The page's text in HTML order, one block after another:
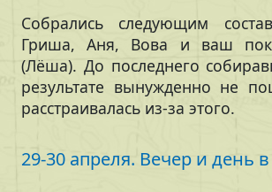
Собрались следующим
Гриша, Аня, Вова и ваш
(Лёша). До последнего
результате вынужденно не
расстраивалась из-за этого.
29-30 апреля. Вечер и день